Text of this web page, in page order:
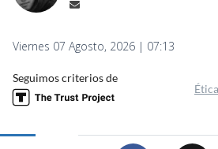
Viernes 07 Agosto, 2026 | 07:13
Seguimos criterios de